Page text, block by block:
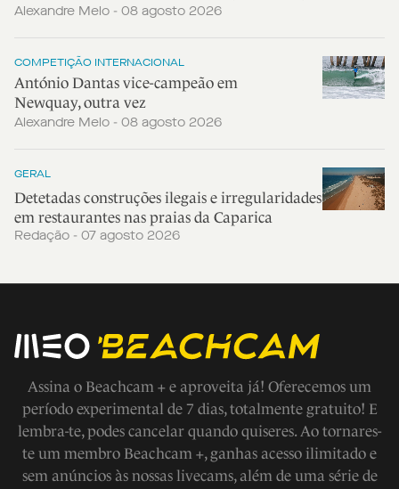
Alexandre Melo - 08 agosto 2026
COMPETIÇÃO INTERNACIONAL
António Dantas vice-campeão em
Newquay, outra vez
Alexandre Melo - 08 agosto 2026
GERAL
Detetadas construções ilegais e irregularidades
em restaurantes nas praias da Caparica
Redação - 07 agosto 2026
Assina o Beachcam + e aproveita já! Oferecemos um
período experimental de 7 dias, totalmente gratuito! E
lembra-te, podes cancelar quando quiseres. Ao tornares-
te um membro Beachcam +, ganhas acesso ilimitado e
sem anúncios às nossas livecams, além de uma série de